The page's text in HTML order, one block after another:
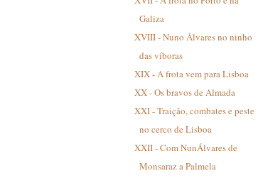
Galiza
XVIII - Nuno Álvares no ninho
das víboras
XIX - A frota vem para Lisboa
XX - Os bravos de Almada
XXI - Traição, combates e peste
no cerco de Lisboa
XXII - Com NunÁlvares de
Monsaraz a Palmela